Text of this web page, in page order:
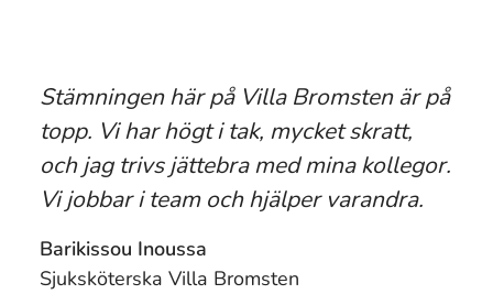
Stämningen här på Villa Bromsten är på
topp. Vi har högt i tak, mycket skratt,
och jag trivs jättebra med mina kollegor.
Vi jobbar i team och hjälper varandra.
Barikissou Inoussa
Sjuksköterska Villa Bromsten